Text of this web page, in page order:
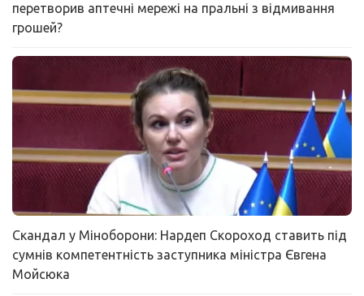
перетворив аптечні мережі на пральні з відмивання
грошей?
Скандал у Міноборони: Нардеп Скороход ставить під
сумнів компетентність заступника міністра Євгена
Мойсюка